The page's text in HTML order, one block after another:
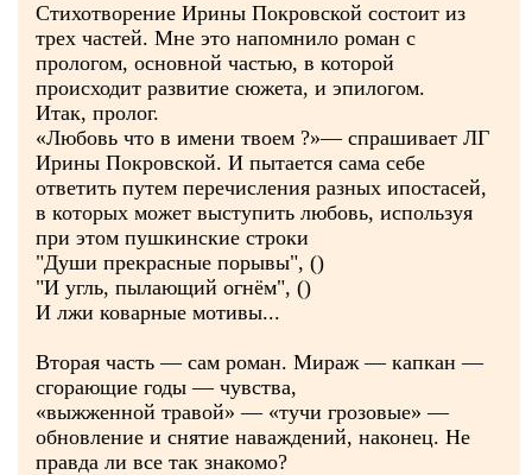
Стихотворение Ирины Покровской состоит из
трех частей. Мне это напомнило роман с
прологом, основной частью, в которой
происходит развитие сюжета, и эпилогом.
Итак, пролог.
«Любовь что в имени твоем ?»— спрашивает ЛГ
Ирины Покровской. И пытается сама себе
ответить путем перечисления разных ипостасей,
в которых может выступить любовь, используя
при этом пушкинские строки
"Души прекрасные порывы", ()
"И угль, пылающий огнём", ()
И лжи коварные мотивы...
Вторая часть — сам роман. Мираж — капкан —
сгорающие годы — чувства,
«выжженной травой» — «тучи грозовые» —
обновление и снятие наваждений, наконец. Не
правда ли все так знакомо?